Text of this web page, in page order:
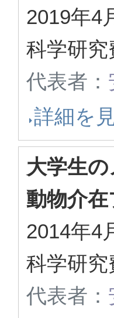
2019年4
科学研
代表者：
詳細を
大学生
動物介
2014年4
科学研
代表者：